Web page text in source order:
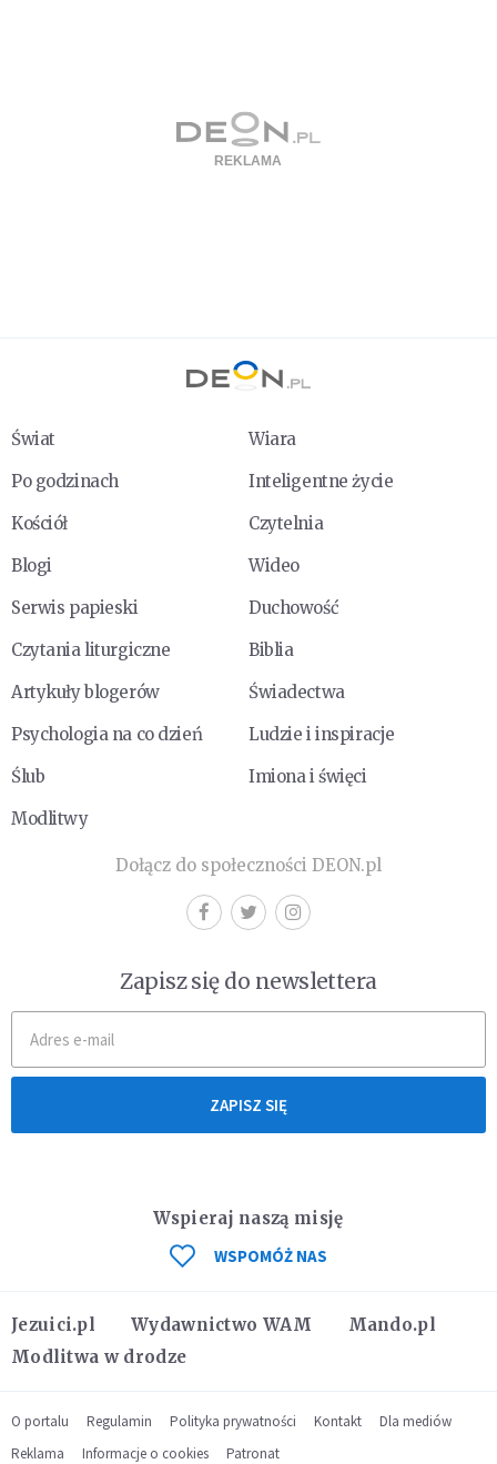
Świat
Wiara
Po godzinach
Inteligentne życie
Kościół
Czytelnia
Blogi
Wideo
Serwis papieski
Duchowość
Czytania liturgiczne
Biblia
Artykuły blogerów
Świadectwa
Psychologia na co dzień
Ludzie i inspiracje
Ślub
Imiona i święci
Modlitwy
Dołącz do społeczności DEON.pl
Zapisz się do newslettera
ZAPISZ SIĘ
Jezuici.pl Wydawnictwo WAM
Mando.pl
Modlitwa w drodze
Wspieraj naszą misję
WSPOMÓŻ NAS
O portalu Regulamin Polityka prywatności Kontakt
Dla mediów
Reklama
Informacje o cookies Patronat